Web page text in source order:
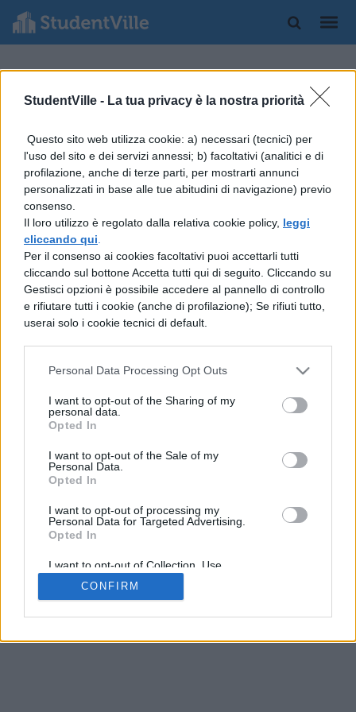
StudentVille - La tua privacy è la nostra priorità
Questo sito web utilizza cookie: a) necessari (tecnici) per
l'uso del sito e dei servizi annessi; b) facoltativi (analitici e di
profilazione, anche di terze parti, per mostrarti annunci
personalizzati in base alle tue abitudini di navigazione) previo
consenso.
Il loro utilizzo è regolato dalla relativa cookie policy, leggi
cliccando qui
Per il consenso ai cookies facoltativi puoi accettarli tutti
cliccando sul bottone Accetta tutti qui di seguito. Cliccando su
Gestisci opzioni è possibile accedere al pannello di controllo
e rifiutare tutti i cookie (anche di profilazione); Se rifiuti tutto,
userai solo i cookie tecnici di default.
Personal Data Processing Opt Outs
I want to opt-out of the Sharing of my
personal data.
Opted In
I want to opt-out of the Sale of my
Personal Data.
Opted In
I want to opt-out of processing my
Personal Data for Targeted Advertising.
Opted In
I want to opt-out of Collection, Use,
Retention, Sale, and/or Sharing of my
Personal Data that Is Unrelated with the
Purposes for which it was collected.
CONFIRM
Gneo Nevio
LETTERATURA
LATINA
Gneo
Nevio
Chi siamo
Pubblicità
Collabora con noi
Privacy policy
© 2026 Studentville - U Lead SRL - Piazza Bologna 49, Roma - P.IVA
15846351003